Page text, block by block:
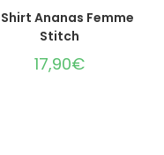
CHOIX DES OPTIONS
Ananas Femme
Stitch
17,90€